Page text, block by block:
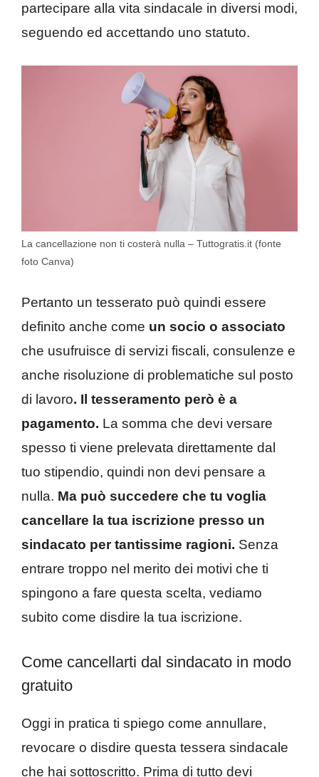
partecipare alla vita sindacale in diversi modi,
seguendo ed accettando uno statuto.
La cancellazione non ti costerà nulla – Tuttogratis.it (fonte
foto Canva)
Pertanto un tesserato può quindi essere
definito anche come un socio o associato
che usufruisce di servizi fiscali, consulenze e
anche risoluzione di problematiche sul posto
di lavoro. Il tesseramento però è a
pagamento. La somma che devi versare
spesso ti viene prelevata direttamente dal
tuo stipendio, quindi non devi pensare a
nulla. Ma può succedere che tu voglia
cancellare la tua iscrizione presso un
sindacato per tantissime ragioni. Senza
entrare troppo nel merito dei motivi che ti
spingono a fare questa scelta, vediamo
subito come disdire la tua iscrizione.
Come cancellarti dal sindacato in modo
gratuito
Oggi in pratica ti spiego come annullare,
revocare o disdire questa tessera sindacale
che hai sottoscritto. Prima di tutto devi